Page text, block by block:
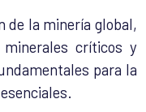
de la minería global,
críticos y
para la